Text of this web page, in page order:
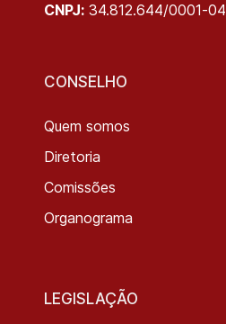
CNPJ: 34.812.644/0001-04
CONSELHO
Quem somos
Diretoria
Comissões
Organograma
LEGISLAÇÃO